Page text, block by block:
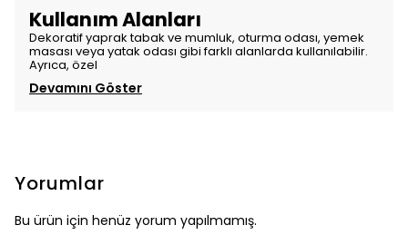
Kullanım Alanları
Dekoratif yaprak tabak ve mumluk, oturma odası, yemek
masası veya yatak odası gibi farklı alanlarda kullanılabilir.
Ayrıca, özel
Devamını Göster
Yorumlar
Bu ürün için henüz yorum yapılmamış.